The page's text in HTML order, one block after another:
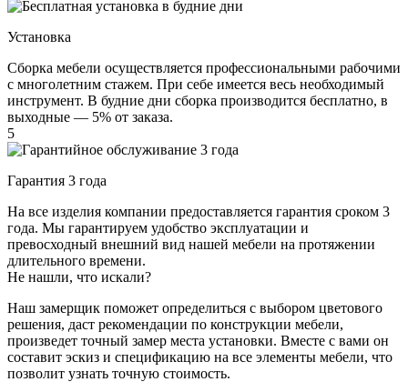
Установка
Сборка мебели осуществляется профессиональными рабочими
с многолетним стажем. При себе имеется весь необходимый
инструмент. В будние дни сборка производится бесплатно, в
выходные — 5% от заказа.
5
Гарантия 3 года
На все изделия компании предоставляется гарантия сроком 3
года. Мы гарантируем удобство эксплуатации и
превосходный внешний вид нашей мебели на протяжении
длительного времени.
Не нашли, что искали?
Наш замерщик поможет определиться с выбором цветового
решения, даст рекомендации по конструкции мебели,
произведет точный замер места установки. Вместе с вами он
составит эскиз и спецификацию на все элементы мебели, что
позволит узнать точную стоимость.